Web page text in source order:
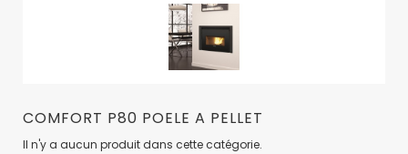
COMFORT P80 POELE A PELLET
Il n'y a aucun produit dans cette catégorie.